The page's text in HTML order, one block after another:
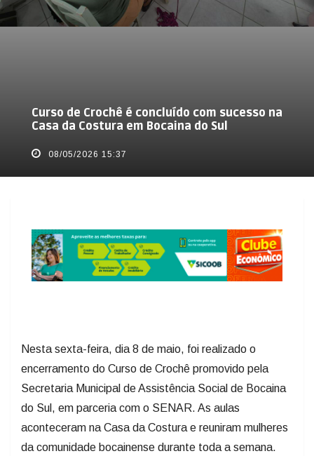
Curso de Crochê é concluído com sucesso na
Casa da Costura em Bocaina do Sul
08/05/2026 15:37
Nesta sexta-feira, dia 8 de maio, foi realizado o
encerramento do Curso de Crochê promovido pela
Secretaria Municipal de Assistência Social de Bocaina
do Sul, em parceria com o SENAR. As aulas
aconteceram na Casa da Costura e reuniram mulheres
da comunidade bocainense durante toda a semana.